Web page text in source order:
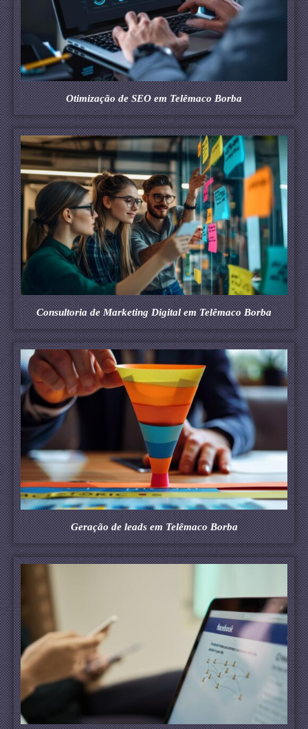
Otimização de SEO em Telêmaco Borba
Consultoria de Marketing Digital em Telêmaco Borba
Geração de leads em Telêmaco Borba